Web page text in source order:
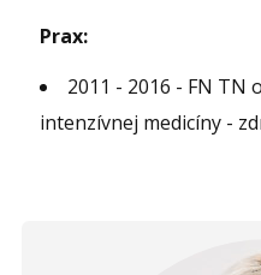
Prax:
2011 - 2016 - FN TN
intenzívnej medicíny -